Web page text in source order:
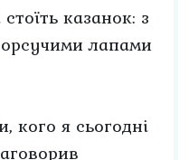
казанок: з
лапами
кого я сьогодні